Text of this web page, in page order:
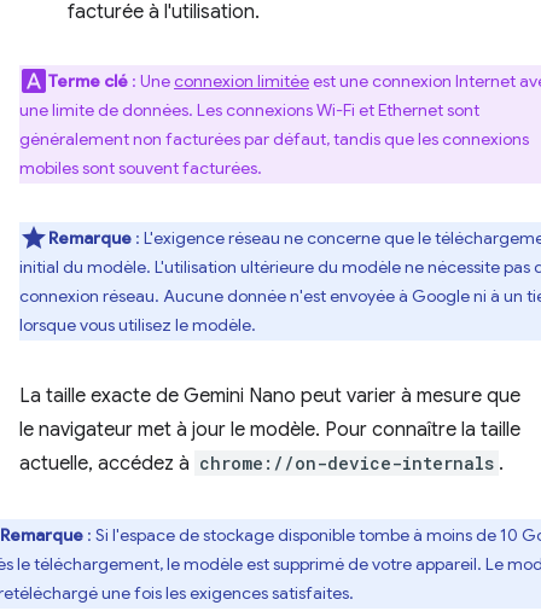
facturée à l'utilisation.
Terme clé : Uneconnexion limitéeest une connexion Internet
une limite de données. Les connexions Wi-Fi et Ethernet sont
généralement non facturées par défaut, tandis que les connexions
mobiles sont souvent facturées.
Remarque : L'exigence réseau ne concerne que le
initial du modèle. L'utilisation ultérieure du modèle ne nécessite pas
connexion réseau. Aucune donnée n'est envoyée à Google ni à un
lorsque vous utilisez le modèle.
La taille exacte de Gemini Nano peut varier à mesure que
le navigateur met à jour le modèle. Pour connaître la taille
actuelle, accédez à chrome://on-device-internals .
Remarque : Si l'espace de stockage disponible tombe à moins de 10
le téléchargement, le modèle est supprimé de votre appareil. Le
une fois les exigences satisfaites.